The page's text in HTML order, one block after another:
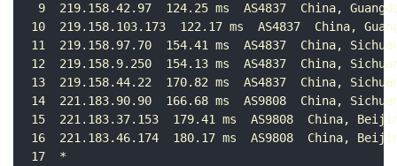
9  219.158.42.97  124.25 ms  AS4837  China,
10  219.158.103.173  122.17 ms  AS4837  China,
11  219.158.97.70  154.41 ms  AS4837  China,
12  219.158.9.250  154.13 ms  AS4837  China,
13  219.158.44.22  170.82 ms  AS4837  China,
14  221.183.90.90  166.68 ms  AS9808  China,
15  221.183.37.153  179.41 ms  AS9808  China,
16  221.183.46.174  180.17 ms  AS9808  China,
17  *